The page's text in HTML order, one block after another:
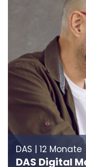
DAS | 12 Monate
DAS Digital